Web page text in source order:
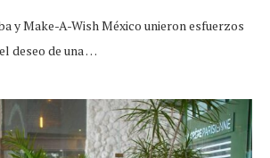
y Make-A-Wish México unieron esfuerzos
deseo de una …